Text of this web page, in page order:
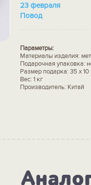
23 февраля
Повод
Параметры:
Материалы изделия:
Подарочная упаковка:
Размер подарка: 35 х 10
Вес: 1 кг
Производитель: Китай